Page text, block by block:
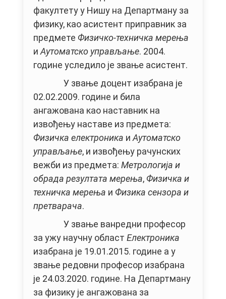
факултету у Нишу на Департману за
физику, као асистент приправник за
предмете Физичко-техничка мерења
иАутоматско управљање. 2004.
године уследило је звање асистент.
У звање доцент изабрана је
02.02.2009. године и била
ангажована као наставник на
извођењу наставе из предмета:
Физичка електроника иАутоматско
управљање, и извођењу рачунских
вежби из предмета: Метрологија и
обрада резултата мерења, Физичка и
техничка мерења и Физика сензора и
претварача.
У звање ванредни професор
за ужу научну област Електроника
изабрана је 19.01.2015. године а у
звање редовни професор изабрана
је 24.03.2020. године. На Департману
за физику је ангажована за